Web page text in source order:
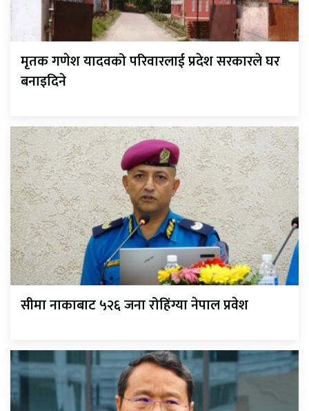
मृतक गणेश यादवको परिवारलाई प्रदेश सरकारले घर
बनाइदिने
सीमा नाकाबाट ५२६ जना रोहिंग्या नेपाल प्रवेश